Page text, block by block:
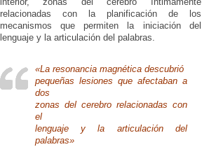
relacionadas con la planificación de los
mecanismos que permiten la iniciación del
lenguaje y la articulación del palabras.
«La resonancia magnética descubrió
pequeñas lesiones que afectaban a
dos
zonas del cerebro relacionadas con
el
lenguaje y la articulación del
palabras»